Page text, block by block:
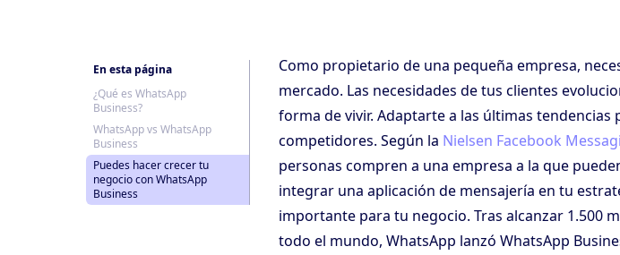
En esta página
¿Qué es WhatsApp
Business?
WhatsApp vs WhatsApp
Business
Puedes hacer crecer tu
negocio con WhatsApp
Business
Como propietario de una pequeña empresa,
mercado. Las necesidades de tus clientes
forma de vivir. Adaptarte a las últimas
competidores. Según la Nielsen Facebook
personas compren a una empresa a la que
integrar una aplicación de mensajería en tu
importante para tu negocio. Tras alcanzar 1.500
todo el mundo, WhatsApp lanzó WhatsApp